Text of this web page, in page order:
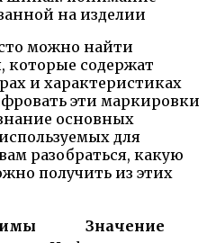
можно найти
которые содержат
и характеристиках
эти маркировки
основных
для
разобраться, какую
получить из этих
Значение